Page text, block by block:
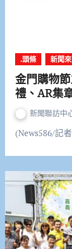
.頭條 新聞
金門購物
禮、AR集
新聞聯訪中
(News586/